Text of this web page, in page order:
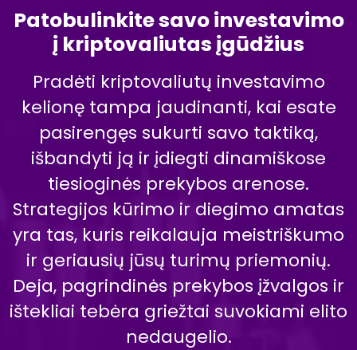
Patobulinkite savo investavimo
į kriptovaliutas įgūdžius
Pradėti kriptovaliutų investavimo
kelionę tampa jaudinanti, kai esate
pasirengęs sukurti savo taktiką,
išbandyti ją ir įdiegti dinamiškose
tiesioginės prekybos arenose.
Strategijos kūrimo ir diegimo amatas
yra tas, kuris reikalauja meistriškumo
ir geriausių jūsų turimų priemonių.
Deja, pagrindinės prekybos įžvalgos ir
ištekliai tebėra griežtai suvokiami elito
nedaugelio.